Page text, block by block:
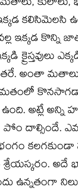
కలిసిమెలసి
ఇక్కడ కొన్ని
క్రైస్తవులు
అంతా
అట్లే అన్ని
దాల్సిందే.
అదే
ఉన్నతంగా